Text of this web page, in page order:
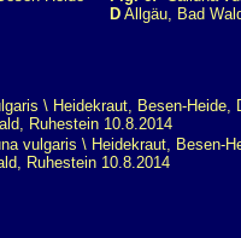
D Allgäu, Bad
vulgaris \ Heidekraut, Besen-
Ruhestein 10.8.2014